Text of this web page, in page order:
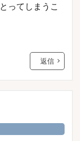
ってしまうこ
返信